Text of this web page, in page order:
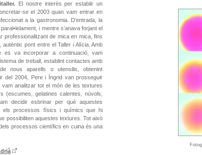
El nostre interès per establir un
se el 2003 quan vam entrar en
a la gastronomia. D’entrada, la
i mentre s’anava forjant el
professionalitzant de mica en mica, fins
pont entre el Taller i Alícia. Amb
es va incorporar a continuació, vam
de treball, establint contactes amb
nous aparells o utensilis, obtenint
del 2004, Pere i Íngrid van prosseguir
analitzar tot el món de les textures
(escumes, gelatines calentes, núvols,
decidir esbrinar per què aquestes
els processos físics i químics que hi
possibiliten aquestes textures. Tot això
processos científics en cuina és una